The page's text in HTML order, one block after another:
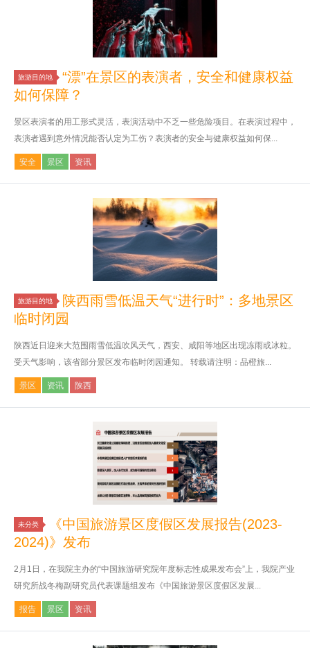
旅游目的地
“漂”在景区的表演者，安全和健康权益
如何保障？
景区表演者的用工形式灵活，表演活动中不乏一些危险项目。在表演过程中，
表演者遇到意外情况能否认定为工伤？表演者的安全与健康权益如何保...
安全 景区 资讯
旅游目的地
陕西雨雪低温天气“进行时”：多地景区
临时闭园
陕西近日迎来大范围雨雪低温吹风天气，西安、咸阳等地区出现冻雨或冰粒。
受天气影响，该省部分景区发布临时闭园通知。 转载请注明：品橙旅...
景区 资讯 陕西
未分类
《中国旅游景区度假区发展报告(2023-
2024)》发布
2月1日，在我院主办的“中国旅游研究院年度标志性成果发布会”上，我院产业
研究所战冬梅副研究员代表课题组发布《中国旅游景区度假区发展...
报告 景区 资讯